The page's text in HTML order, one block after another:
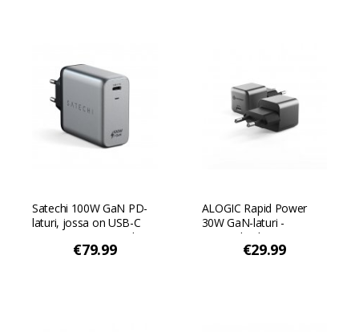
Satechi 100W GaN PD-
laturi, jossa on USB-C
pistorasiat - Avaruuden
€79.99
ALOGIC Rapid Power
30W GaN-laturi -
Avaruuden harmaa
€29.99